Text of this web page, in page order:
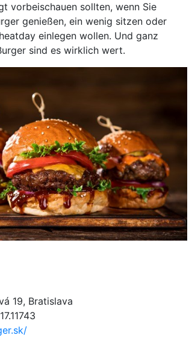
vorbeischauen sollten, wenn Sie
genießen, ein wenig sitzen oder
einlegen wollen. Und ganz
sind es wirklich wert.
19, Bratislava